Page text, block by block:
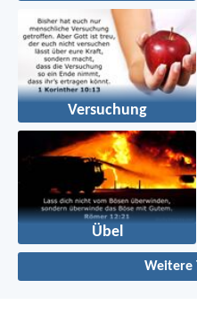
Versuchung
Übel
Weitere